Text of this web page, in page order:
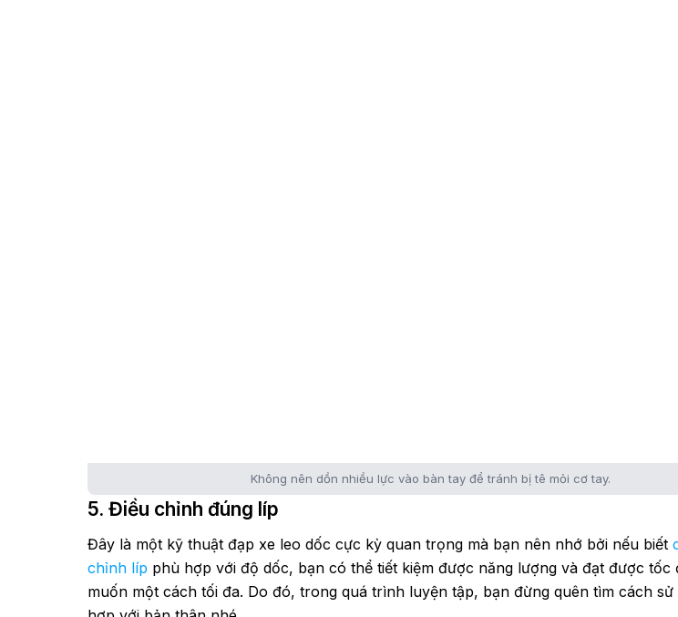
Không nên dồn nhiều lực vào bàn tay để tránh bị tê mỏi cơ tay.
5. Điều chỉnh đúng líp
Đây là một kỹ thuật đạp xe leo dốc cực kỳ quan trọng mà bạn nên nhớ bởi nếu biết
chỉnh líp phù hợp với độ dốc, bạn có thể tiết kiệm được năng lượng và đạt được tốc
muốn một cách tối đa. Do đó, trong quá trình luyện tập, bạn đừng quên tìm cách